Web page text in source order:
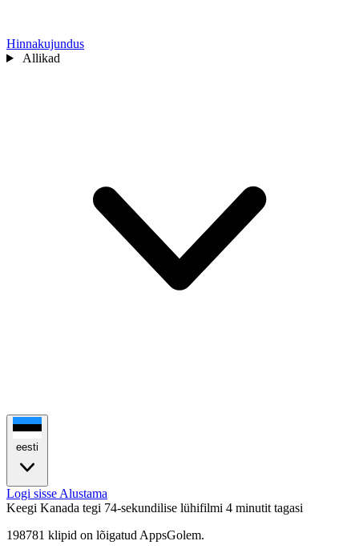
Hinnakujundus
Allikad
eesti
Logi sisse Alustama
Keegi Kanada tegi 74-sekundilise lühifilmi 4 minutit tagasi
198781 klipid on lõigatud AppsGolem.